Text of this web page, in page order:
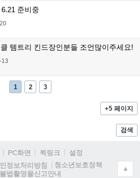
준비중
템트리 킨드장인분들 조언많이주세요!
13
1 2 3
+5 페이지
검색
PC화면 퀵링크
설정
정보처리방침
청소년보호정책
불법촬영물신고안내
▲